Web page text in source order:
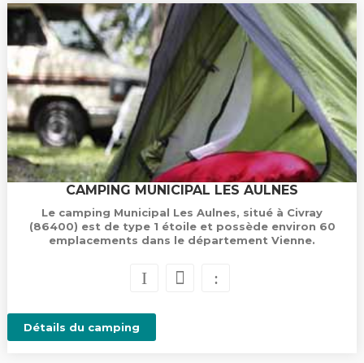
CAMPING MUNICIPAL LES AULNES
Le camping Municipal Les Aulnes, situé à Civray
(86400) est de type 1 étoile et possède environ 60
emplacements dans le département Vienne.
Détails du camping